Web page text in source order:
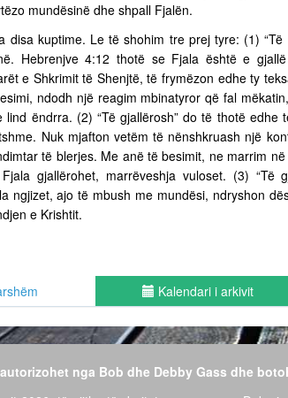
mundësinë dhe shpall Fjalën.
disa kuptime. Le të shohim tre prej tyre: (1)
Hebrenjve 4:12 thotë se Fjala është e
e Shkrimit të Shenjtë, të frymëzon edhe ty
ndodh një reagim mbinatyror që fal
lind ëndrra. (2) “Të gjallërosh” do të thotë edhe
Nuk mjafton vetëm të nënshkruash një
të blerjes. Me anë të besimit, ne marrim
gjallërohet, marrëveshja vuloset. (3) “Të
ngjizet, ajo të mbush me mundësi, ndryshon
e Krishtit.
Kalendari i arkivit
nga Bob dhe Debby Gass dhe